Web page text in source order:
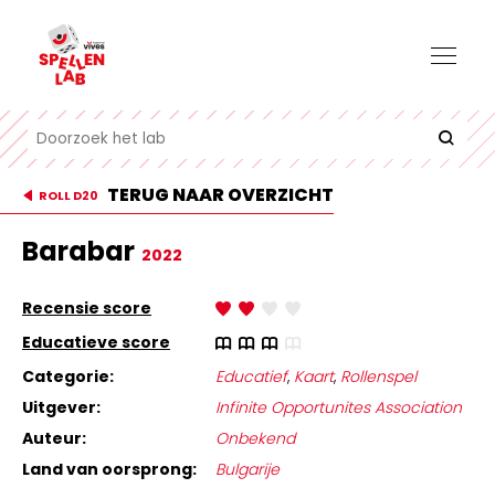
ROLL D20 TERUG NAAR OVERZICHT
Barabar 2022
Recensie score
Educatieve score
Categorie:
Educatief, Kaart, Rollenspel
Uitgever:
Infinite Opportunites Association
Auteur:
Onbekend
Land van oorsprong:
Bulgarije